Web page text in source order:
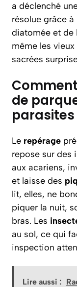
a déclenché
résolue grâce
diatomée et de
même les
sacrées
de
Le repérage
repose sur des
aux acariens,
et laisse des
lit, elles, ne
piquer la nuit,
bras. Les
au sol, ce qui
inspection
Lire aussi :